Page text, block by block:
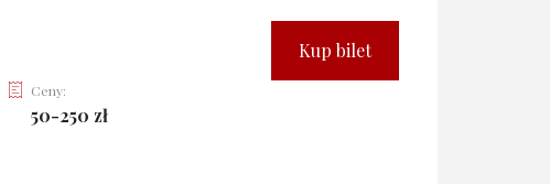
Ceny:
50-250 zł
Kup bilet